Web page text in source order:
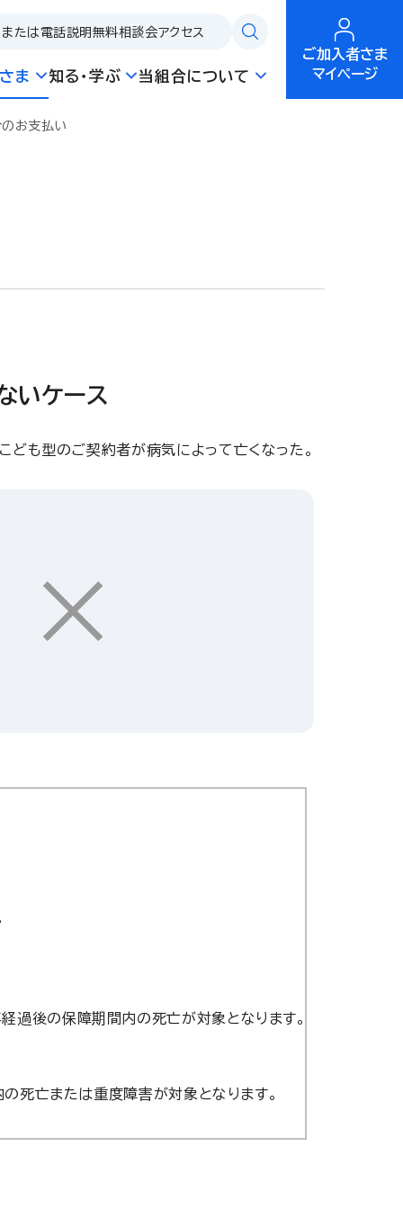
たは電話説明 無料相談会アクセス
ま 知る・学ぶ 当組合について
ご加入者さま
マイページ
お支払い
いケース
ども型のご契約者が病気によって亡くなった。
×
過後の保障期間内の死亡が対象となります。
死亡または重度障害が対象となります。